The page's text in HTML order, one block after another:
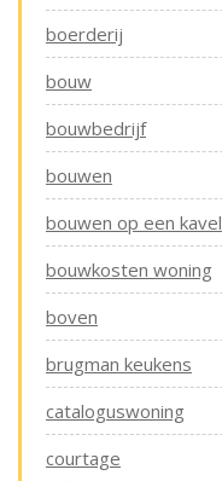
boerderij
bouw
bouwbedrijf
bouwen
bouwen op een kavel
bouwkosten woning
boven
brugman keukens
cataloguswoning
courtage